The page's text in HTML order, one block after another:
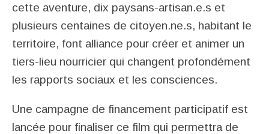
cette aventure, dix paysans-artisan.e.s et
plusieurs centaines de citoyen.ne.s, habitant le
territoire, font alliance pour créer et animer un
tiers-lieu nourricier qui changent profondément
les rapports sociaux et les consciences.
Une campagne de financement participatif est
lancée pour finaliser ce film qui permettra de